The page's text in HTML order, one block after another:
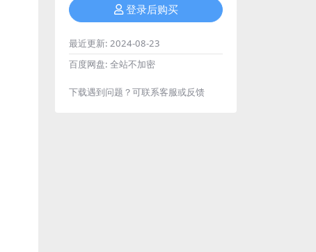
登录后购买
最近更新: 2024-08-23
百度网盘: 全站不加密
下载遇到问题？可联系客服或反馈